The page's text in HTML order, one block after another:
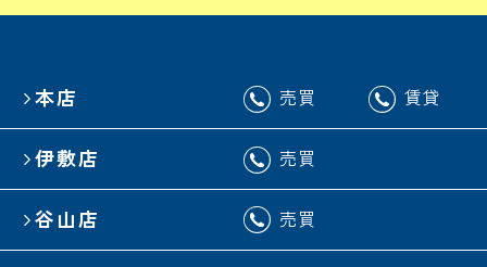
本店 売買 賃貸
伊敷店 売買
谷山店 売買